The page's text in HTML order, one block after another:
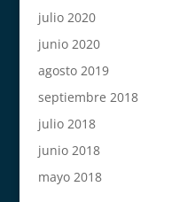
julio 2020
junio 2020
agosto 2019
septiembre 2018
julio 2018
junio 2018
mayo 2018